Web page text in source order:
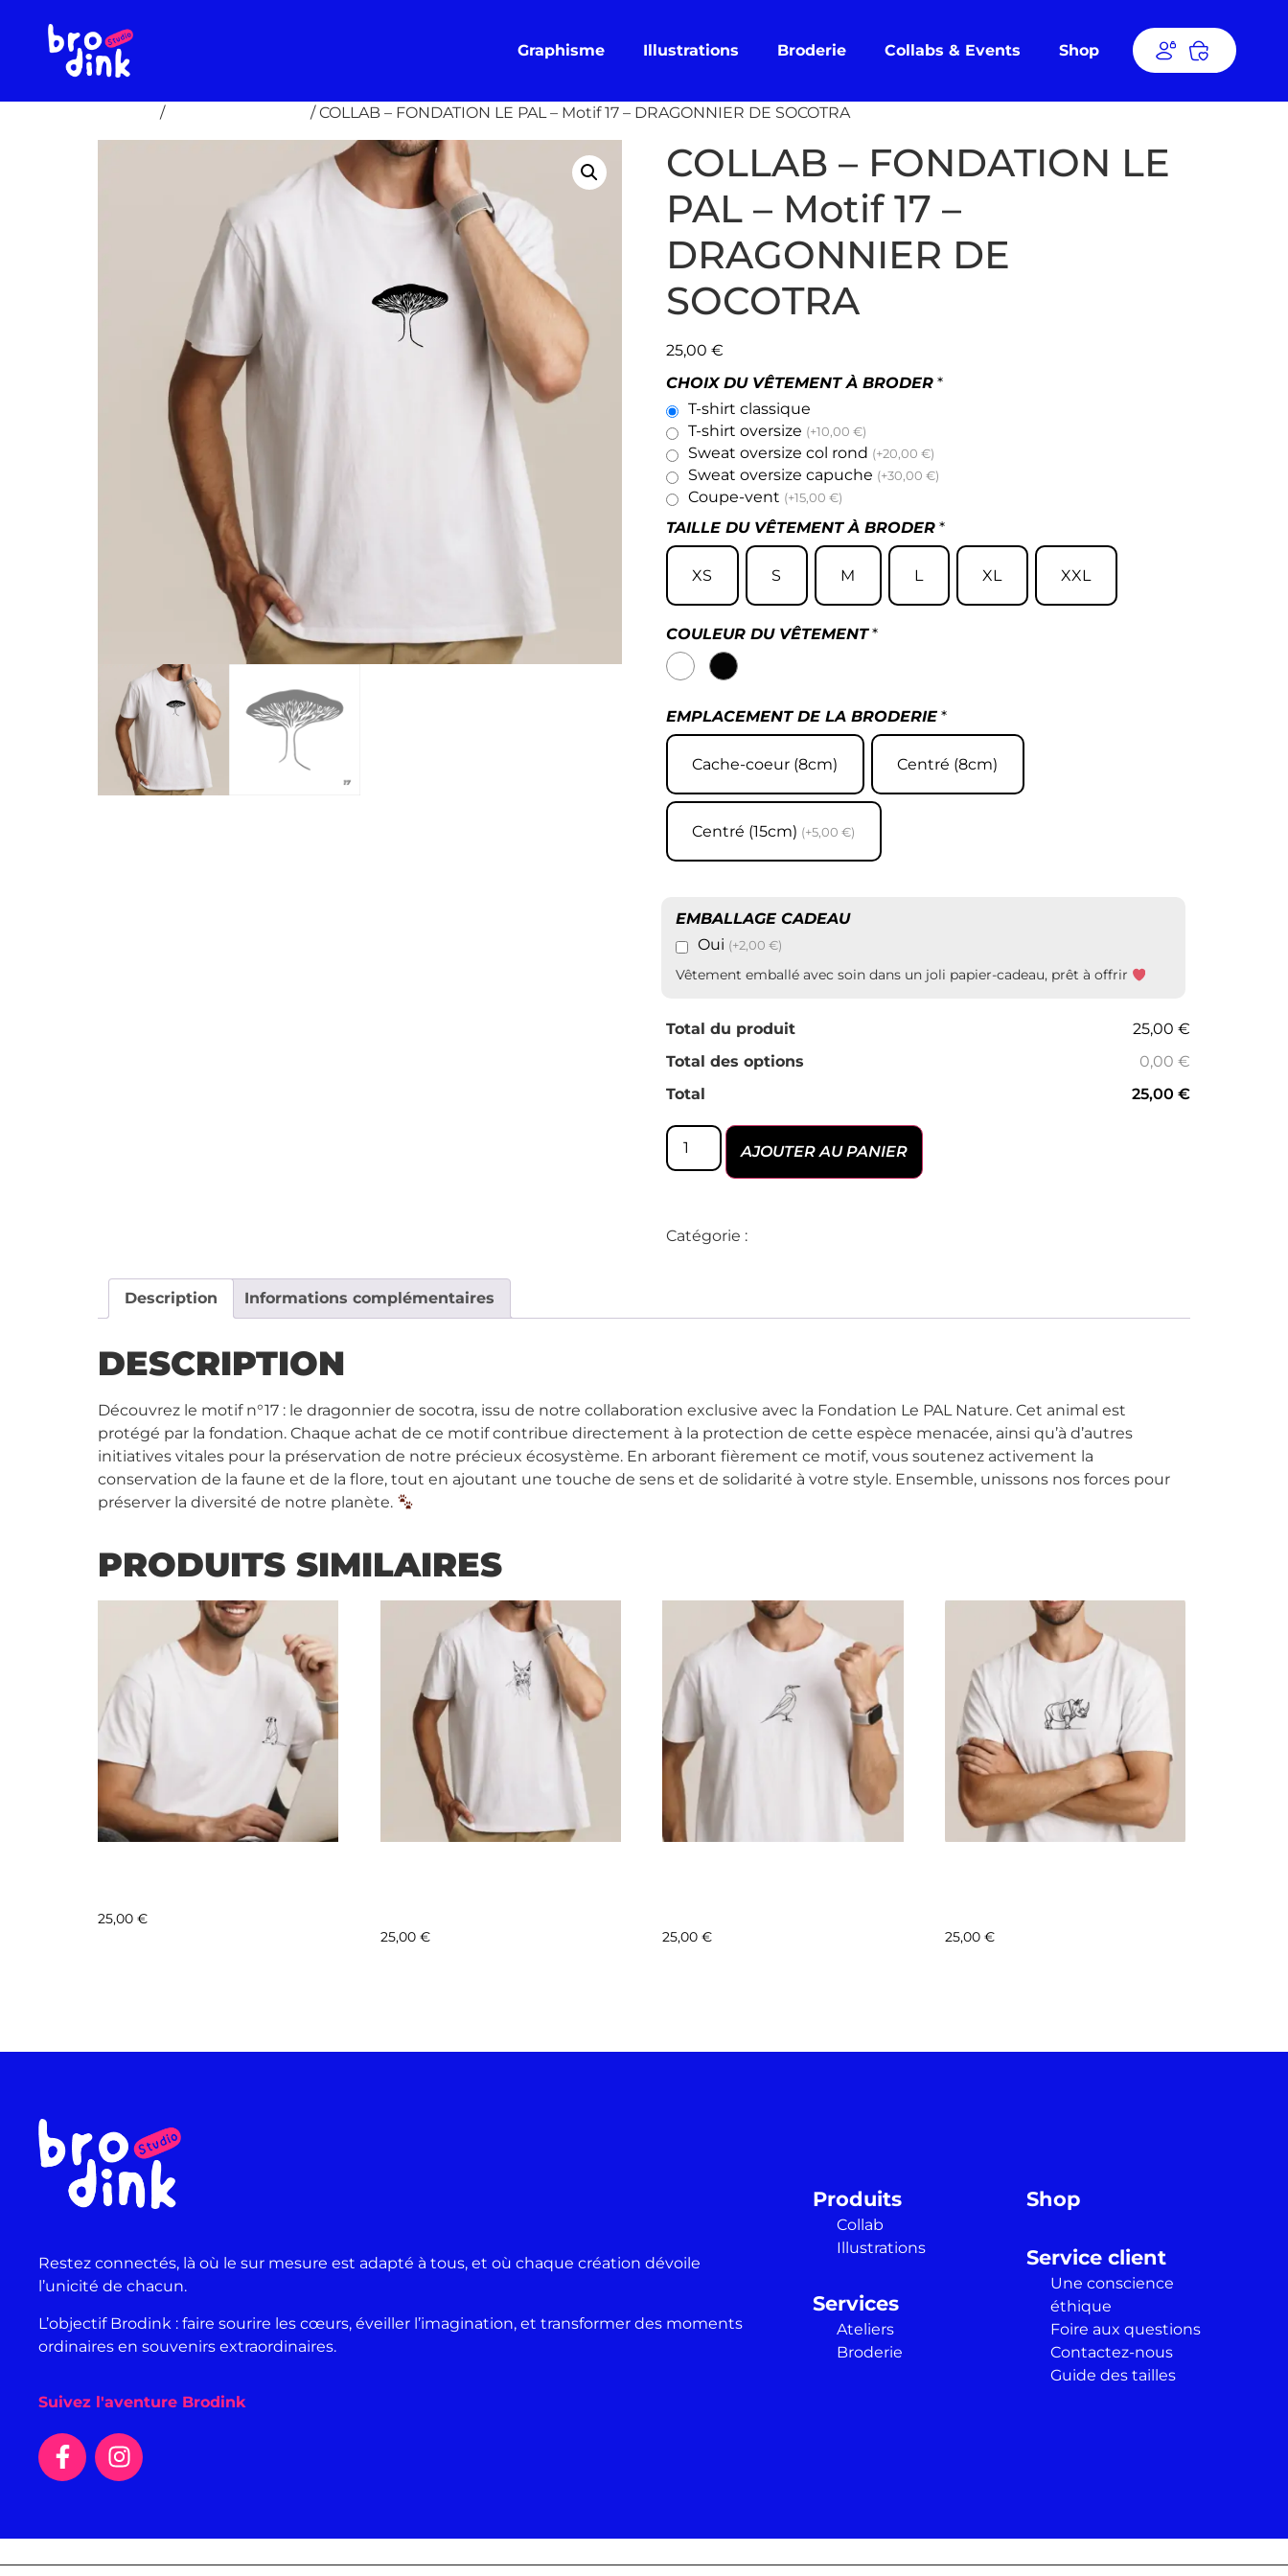
Graphisme Illustrations Broderie Collabs & Events Shop
/ / COLLAB – FONDATION LE PAL – Motif 17 – DRAGONNIER DE SOCOTRA
COLLAB – FONDATION LE
PAL – Motif 17 –
DRAGONNIER DE
SOCOTRA
25,00 €
CHOIX DU VÊTEMENT À BRODER *
T-shirt classique
T-shirt oversize (+10,00 €)
Sweat oversize col rond (+20,00 €)
Sweat oversize capuche (+30,00 €)
Coupe-vent (+15,00 €)
TAILLE DU VÊTEMENT À BRODER *
XS S M L XL XXL
COULEUR DU VÊTEMENT *
EMPLACEMENT DE LA BRODERIE *
Cache-coeur (8cm) Centré (8cm)
Centré (15cm) (+5,00 €)
EMBALLAGE CADEAU
Oui (+2,00 €)
Vêtement emballé avec soin dans un joli papier-cadeau, prêt à offrir
Total du produit
25,00 €
Total des options
0,00 €
Total
25,00 €
AJOUTER AU PANIER
Catégorie :
Description Informations complémentaires
DESCRIPTION
Découvrez le motif n°17 : le dragonnier de socotra, issu de notre collaboration exclusive avec la Fondation Le PAL Nature. Cet animal est
protégé par la fondation. Chaque achat de ce motif contribue directement à la protection de cette espèce menacée, ainsi qu’à d’autres
initiatives vitales pour la préservation de notre précieux écosystème. En arborant fièrement ce motif, vous soutenez activement la
conservation de la faune et de la flore, tout en ajoutant une touche de sens et de solidarité à votre style. Ensemble, unissons nos forces pour
préserver la diversité de notre planète.
PRODUITS SIMILAIRES
25,00 €
25,00 € 25,00€ 25,00€
Restez connectés, là où le sur mesure est adapté à tous, et où chaque création dévoile
l’unicité de chacun.
L’objectif Brodink : faire sourire les cœurs, éveiller l’imagination, et transformer des moments
ordinaires en souvenirs extraordinaires.
Suivez l'aventure Brodink
Produits
Collab
Illustrations
Services
Ateliers
Broderie
Shop
Service client
Une conscience
éthique
Foire aux questions
Contactez-nous
Guide des tailles